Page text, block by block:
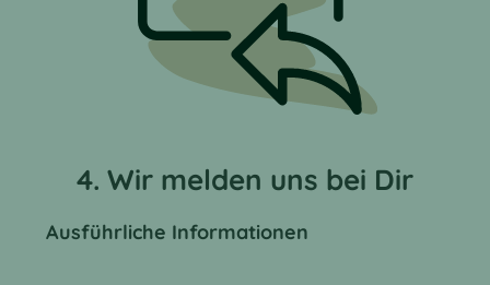
4. Wir melden uns bei Dir
Ausführliche Informationen